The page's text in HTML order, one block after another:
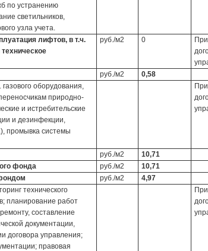
по устранению
светильников,
узла учета.
лифтов, в т.ч.
руб./м2 0
руб./м2
0,58
оборудования,
природно-
и истребительские
и дезинфекции,
промывка системы
руб./м2
10,71
фонда
руб./м2
10,71
руб./м2
4,97
технического
планирование работ
составление
документации,
договора управления;
правовая